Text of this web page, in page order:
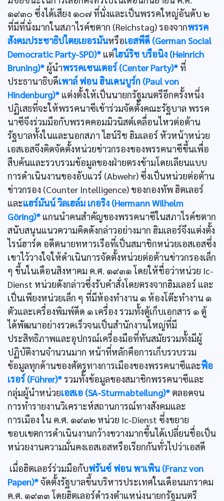
๑๙๓๐ ซึ่งได้เสียง ๑๐๗ ที่นั่งและเป็นพรรคใหญ่อันดับ ๒
ที่มีที่นั่งมากในสภาไรค์ชตาก (Reichstag) รองจากพรรค
สังคมประชาธิปไตยเยอรมันหรือเอสพีดี (German Social
Democratic Party-SPD)* แต่ไฮน์ริช บรือนิง (Heinrich
Bruning)* ผู้นำพรรคเซนเตอร์ (Center Party)* ที่
ประธานาธิบดีเพาล์ ฟอน ฮินเดนบูร์ก (Paul von
Hindenburg)* แต่งตั้งให้เป็นนายกรัฐมนตรีอีกครั้งหนึ่ง
ปฏิเสธที่จะให้พรรคนาซีเข้าร่วมจัดตั้งคณะรัฐบาล พรรค
นาซีจึงร่วมมือกับพรรคคอมมิวนิสต์เคลื่อนไหวต่อต้าน
รัฐบาลทั้งในและนอกสภา ไฮน์ริช ฮิมเลอร์ หัวหน้าหน่วย
เอสเอสจึงคิดจัดตั้งหน่วยข่าวกรองของพรรคนาซีขึ้นเพื่อ
สืบค้นและรวบรวมข้อมูลของฝ่ายตรงข้ามโดยเลียนแบบ
การดำเนินงานของอับแวร์ (Abwehr) ซึ่งเป็นหน่วยต่อต้าน
ข่าวกรอง (Counter Intelligence) ของกองทัพ ฮิตเลอร์
และแฮร์มันน์ วิลเฮล์ม เกอริง (Hermann Wilhelm
Göring)* แกนนำคนสำคัญของพรรคนาซีในสภาไรค์ชตาก
สนับสนุนแนวความคิดดังกล่าวอย่างมาก ฮิมเลอร์จึงแต่งตั้ง
ไรน์ฮาร์ด อดีตนายทหารเรือที่เป็นสมาชิกหน่วยเอสเอสซึ่ง
เขาไว้วางใจให้ดำเนินการจัดตั้งหน่วยต่อต้านข่าวกรองเล็ก
ๆ ขึ้นในเดือนสิงหาคม ค.ศ. ๑๙๓๑ โดยให้ชื่อว่าหน่วย Ic-
Dienst หน่วยดังกล่าวซึ่งรับคำสั่งโดยตรงจากฮิมเลอร์ และ
เป็นเพียงหน่วยเล็ก ๆ ที่มีห้องทำงาน ๑ ห้องโต๊ะทำงาน ๑
ตัวและเครื่องพิมพ์ดีด ๑ เครื่อง รวมทั้งตู้เก็บเอกสาร ๑ ตู้
ได้พัฒนาอย่างรวดเร็วจนเป็นสำนักงานใหญ่ที่มี
ประสิทธิภาพและอุปกรณ์เครื่องมือที่ทันสมัยรวมทั้งมีผู้
ปฏิบัติงานจำนวนมาก หน้าที่หลักคือการเก็บรวบรวม
ข้อมูลทุกด้านของศัตรูทางการเมืองของพรรคนาซีและฟือ
เรอร์ (Führer)*รวมทั้งข้อมูลของสมาชิกพรรคนาซีและ
กลุ่มผู้นำหน่วยเอสเอ (SA-Sturmabteilung)* ตลอดจน
การทำรายงานวิเคราะห์สถานการณ์ทางสังคมและ
การเมือง ใน ค.ศ. ๑๙๓๒ หน่วย Ic-Dienst ซึ่งขยาย
ขอบเขตการดำเนินงานกว้างขวางมากขึ้นได้เปลี่ยนชื่อเป็น
หน่วยงานความมั่นคงเอสเอสหรือเรียกกันทั่วไปว่าเอสดี
เมื่อฮิตเลอร์ร่วมมือกับฟรันซ์ ฟอน พาเพิน (Franz von
Papen)*จัดตั้งรัฐบาลขึ้นบริหารประเทศในเดือนมกราคม
ค.ศ. ๑๙๓๓ โดยฮิตเลอร์ดำรงตำแหน่งนายกรัฐมนตรี